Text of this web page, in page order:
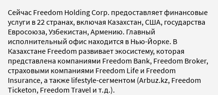
Сейчас Freedom Holding Corp. предоставляет финансовые
услуги в 22 странах, включая Казахстан, США, государства
Евросоюза, Узбекистан, Армению. Главный
исполнительный офис находится в Нью-Йорке. В
Казахстане Freedom развивает экосистему, которая
представлена компаниями Freedom Bank, Freedom Broker,
страховыми компаниями Freedom Life и Freedom
Insurance, а также lifestyle-сегментом (Arbuz.kz, Freedom
Ticketon, Freedom Travel и т.д.).